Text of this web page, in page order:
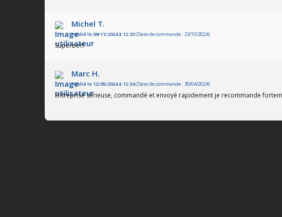
Michel T.
Publié le 09/11/2024 à 12:33(Date de commande : 23/10/2024)
Superbe!!!
Marc H.
Publié le 12/05/2024 à 12:34(Date de commande : 30/04/2024)
Entreprise sérieuse, commandé et envoyé rapidement je recommande